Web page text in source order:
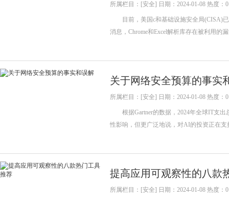
所属栏目：[安全] 日期：2024-01-08 热度：0
目前，美国c和基础设施安全局(CISA)
消息，Chrome和Excel解析库存在被利用的
关于网络安全预算的事实
所属栏目：[安全] 日期：2024-01-08 热度：0
根据Gartner的数据，2024年全球IT支出
性影响，但更广泛地说，对AI的投资正
提高应用可观察性的八款
所属栏目：[安全] 日期：2024-01-08 热度：0